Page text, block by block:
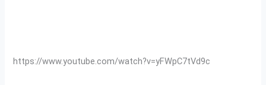
https://www.youtube.com/watch?v=yFWpC7tVd9c